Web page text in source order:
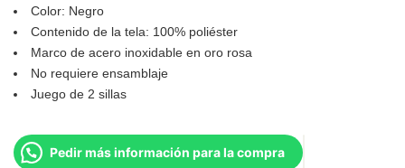
Color: Negro
Contenido de la tela: 100% poliéster
Marco de acero inoxidable en oro rosa
No requiere ensamblaje
Juego de 2 sillas
Pedir más información para la compra